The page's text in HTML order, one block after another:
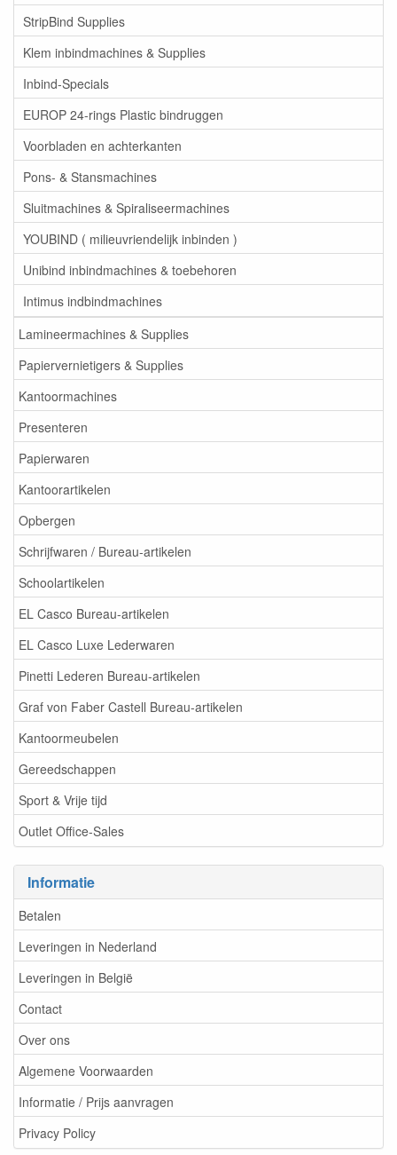
StripBind Supplies
Klem inbindmachines & Supplies
Inbind-Specials
EUROP 24-rings Plastic bindruggen
Voorbladen en achterkanten
Pons- & Stansmachines
Sluitmachines & Spiraliseermachines
YOUBIND ( milieuvriendelijk inbinden )
Unibind inbindmachines & toebehoren
Intimus indbindmachines
Lamineermachines & Supplies
Papiervernietigers & Supplies
Kantoormachines
Presenteren
Papierwaren
Kantoorartikelen
Opbergen
Schrijfwaren / Bureau-artikelen
Schoolartikelen
EL Casco Bureau-artikelen
EL Casco Luxe Lederwaren
Pinetti Lederen Bureau-artikelen
Graf von Faber Castell Bureau-artikelen
Kantoormeubelen
Gereedschappen
Sport & Vrije tijd
Outlet Office-Sales
Informatie
Betalen
Leveringen in Nederland
Leveringen in België
Contact
Over ons
Algemene Voorwaarden
Informatie / Prijs aanvragen
Privacy Policy